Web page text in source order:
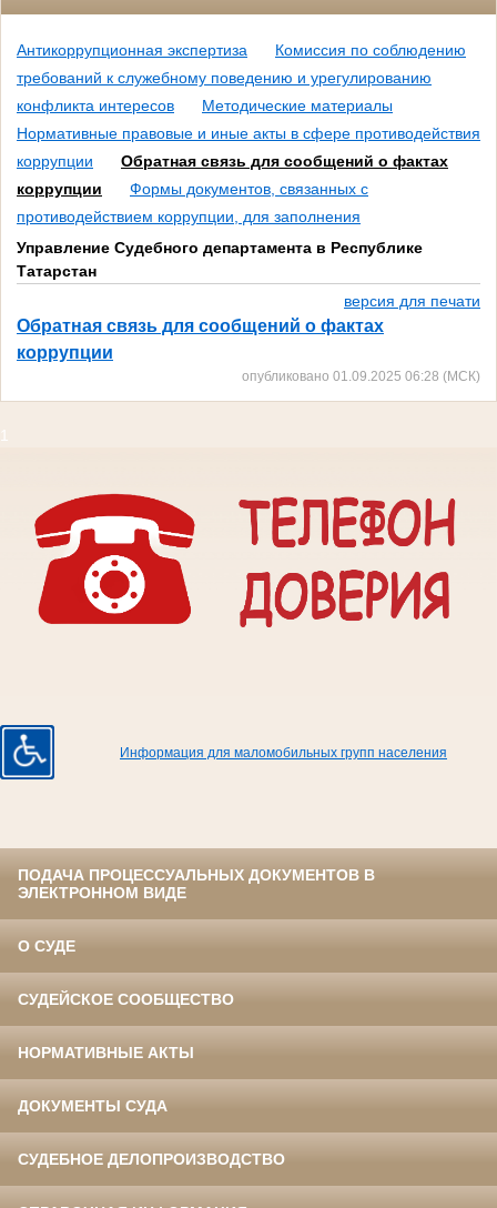
Антикоррупционная экспертиза
Комиссия по соблюдению
требований к служебному поведению и урегулированию
конфликта интересов
Методические материалы
Нормативные правовые и иные акты в сфере противодействия
коррупции
Обратная связь для сообщений о фактах
коррупции
Формы документов, связанных с
противодействием коррупции, для заполнения
Управление Судебного департамента в Республике
Татарстан
версия для печати
Обратная связь для сообщений о фактах
коррупции
опубликовано 01.09.2025 06:28 (МСК)
Информация для маломобильных групп населения
ПОДАЧА ПРОЦЕССУАЛЬНЫХ ДОКУМЕНТОВ В
ЭЛЕКТРОННОМ ВИДЕ
О СУДЕ
СУДЕЙСКОЕ СООБЩЕСТВО
НОРМАТИВНЫЕ АКТЫ
ДОКУМЕНТЫ СУДА
СУДЕБНОЕ ДЕЛОПРОИЗВОДСТВО